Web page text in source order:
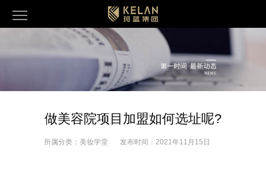
做美容院项目加盟如何选址呢?
所属分类： 美妆学堂 发布时间： 2021年11月15日